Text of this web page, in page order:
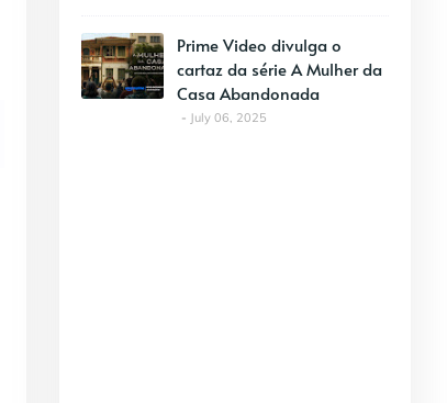
Prime Video divulga o
cartaz da série A Mulher da
Casa Abandonada
July 06, 2025